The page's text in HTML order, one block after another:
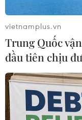
nhiều gia đình
thông tin trùng
Việt Nam đang
thông tin với
các nạn nhân.
Bên lề hành
về vụ việc đáng
Trung Quốc
vietnamplus.vn
Trung Quốc
đầu tiên chịu